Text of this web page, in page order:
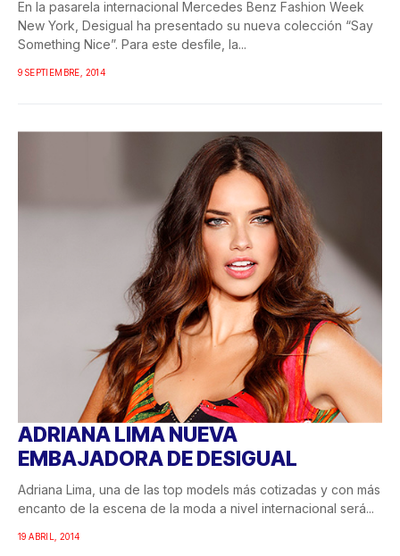
En la pasarela internacional Mercedes Benz Fashion Week
New York, Desigual ha presentado su nueva colección “Say
Something Nice”. Para este desfile, la...
9 SEPTIEMBRE, 2014
ADRIANA LIMA NUEVA
EMBAJADORA DE DESIGUAL
Adriana Lima, una de las top models más cotizadas y con más
encanto de la escena de la moda a nivel internacional será...
19 ABRIL, 2014